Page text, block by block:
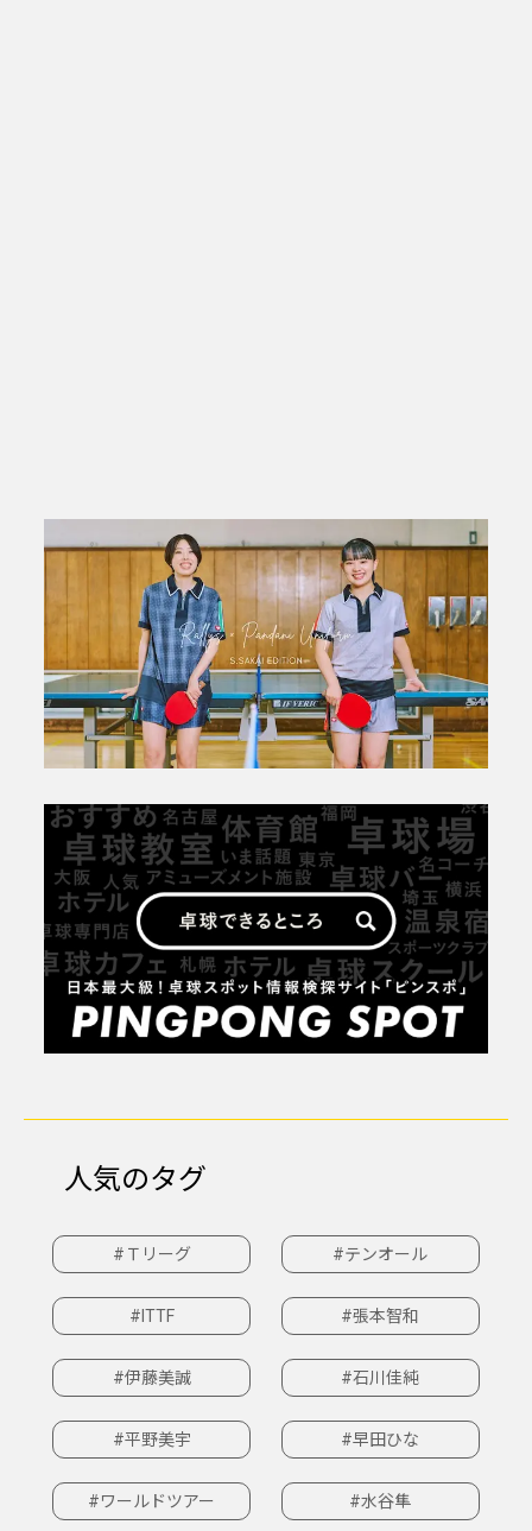
人気のタグ
#Ｔリーグ #テンオール
#ITTF #張本智和
#伊藤美誠 #石川佳純
#平野美宇 #早田ひな
#ワールドツアー #水谷隼